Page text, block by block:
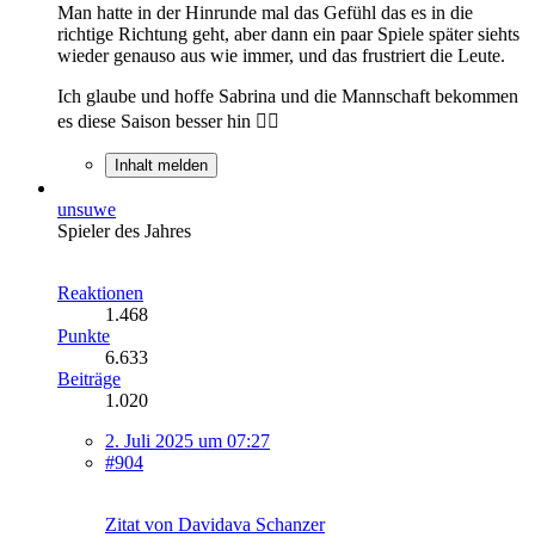
Man hatte in der Hinrunde mal das Gefühl das es in die
richtige Richtung geht, aber dann ein paar Spiele später siehts
wieder genauso aus wie immer, und das frustriert die Leute.
Ich glaube und hoffe Sabrina und die Mannschaft bekommen
es diese Saison besser hin 👍🏼
Inhalt melden
unsuwe
Spieler des Jahres
Reaktionen
1.468
Punkte
6.633
Beiträge
1.020
2. Juli 2025 um 07:27
#904
Zitat von Davidava Schanzer